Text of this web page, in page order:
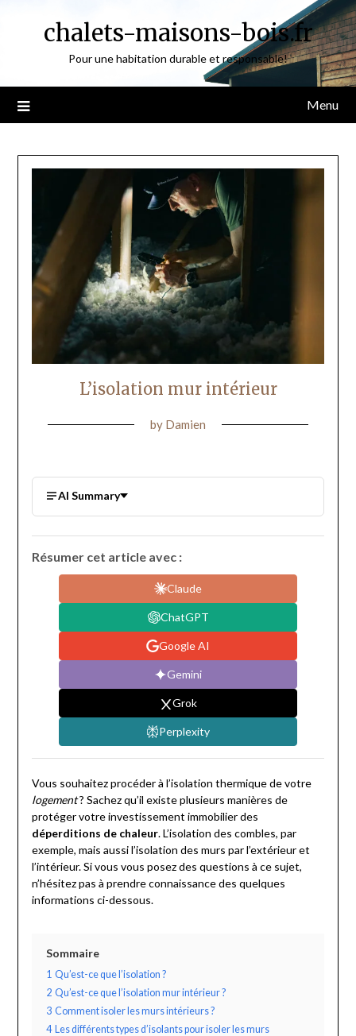
chalets-maisons-bois.fr
Pour une habitation durable et responsable!
Menu
L’isolation mur intérieur
by Damien
AI Summary
Résumer cet article avec :
Claude
ChatGPT
Google AI
Gemini
Grok
Perplexity
Vous souhaitez procéder à l’isolation thermique de votre
logement? Sachez qu’il existe plusieurs manières de
protéger votre investissement immobilier des
déperditions de chaleur. L’isolation des combles, par
exemple, mais aussi l’isolation des murs par l’extérieur et
l’intérieur. Si vous vous posez des questions à ce sujet,
n’hésitez pas à prendre connaissance des quelques
informations ci-dessous.
Sommaire
1 Qu’est-ce que l’isolation ?
2 Qu’est-ce que l’isolation mur intérieur ?
3 Comment isoler les murs intérieurs ?
4 Les différents types d’isolants pour isoler les murs